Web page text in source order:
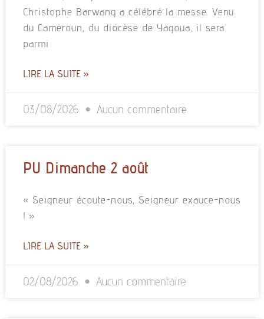
Christophe Barwang a célébré la messe. Venu
du Cameroun, du diocèse de Yagoua, il sera
parmi
LIRE LA SUITE »
03/08/2026 Aucun commentaire
PU Dimanche 2 août
« Seigneur écoute-nous, Seigneur exauce-nous
! »
LIRE LA SUITE »
02/08/2026 Aucun commentaire